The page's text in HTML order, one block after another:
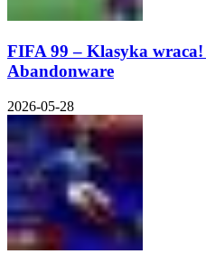
FIFA 99 – Klasyka
Abandonware
2026-05-28